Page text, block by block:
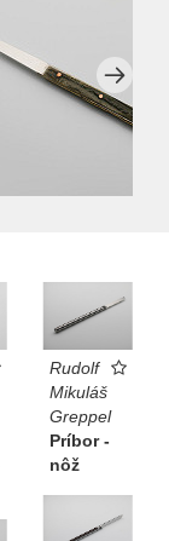
Rudolf
Mikuláš
Greppel
Príbor -
nôž